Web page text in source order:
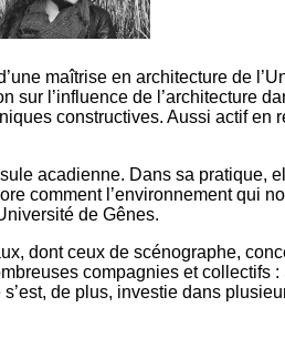
maîtrise en architecture de
sur l’influence de l’architecture
constructives. Aussi actif
acadienne. Dans sa pratique,
comment l’environnement qui
de Gênes.
dont ceux de scénographe,
compagnies et collectifs
de plus, investie dans